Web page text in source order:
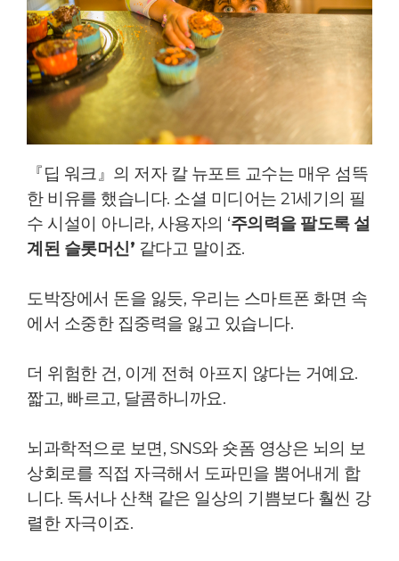
『딥 워크』의 저자 칼 뉴포트 교수는 매우 섬뜩
한 비유를 했습니다. 소셜 미디어는 21세기의 필
수 시설이 아니라, 사용자의 ‘주의력을 팔도록 설
계된 슬롯머신’ 같다고 말이죠.
도박장에서 돈을 잃듯, 우리는 스마트폰 화면 속
에서 소중한 집중력을 잃고 있습니다.
더 위험한 건, 이게 전혀 아프지 않다는 거예요.
짧고, 빠르고, 달콤하니까요.
뇌과학적으로 보면, SNS와 숏폼 영상은 뇌의 보
상회로를 직접 자극해서 도파민을 뿜어내게 합
니다. 독서나 산책 같은 일상의 기쁨보다 훨씬 강
렬한 자극이죠.